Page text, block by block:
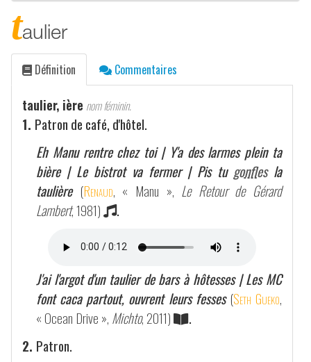
taulier
Définition Commentaires
taulier, ière nom féminin.
1. Patron de café, d'hôtel.
Eh Manu rentre chez toi | Y'a des larmes plein ta
bière | Le bistrot va fermer | Pis tu gonflesla
taulière (Renaud, « Manu », Le Retour de Gérard
Lambert, 1981) .
J'ai l'argot d'un taulier de bars à hôtesses | Les MC
font caca partout, ouvrent leurs fesses (Seth Gueko,
« Ocean Drive », Michto, 2011)
.
2. Patron.